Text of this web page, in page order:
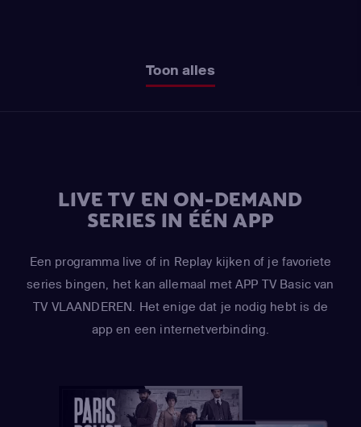
Toon alles
LIVE TV EN ON-DEMAND
SERIES IN ÉÉN APP
Een programma live of in Replay kijken of je favoriete
series bingen, het kan allemaal met APP TV Basic van
TV VLAANDEREN. Het enige dat je nodig hebt is de
app en een internetverbinding.